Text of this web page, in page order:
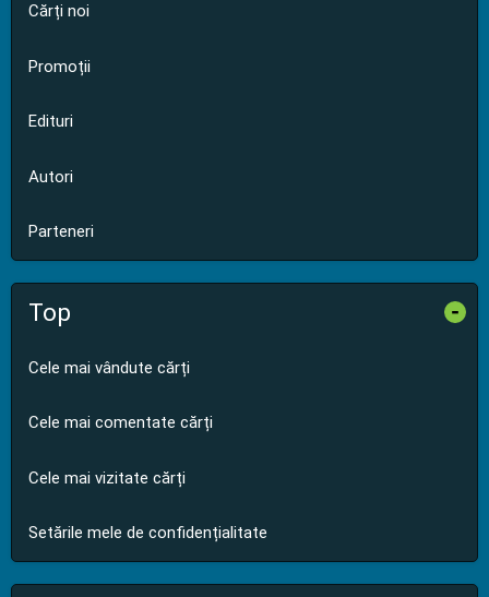
Cărți noi
Promoții
Edituri
Autori
Parteneri
Top -
Cele mai vândute cărți
Cele mai comentate cărți
Cele mai vizitate cărți
Setările mele de confidențialitate